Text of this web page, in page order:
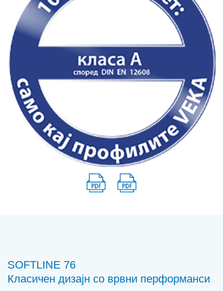
SOFTLINE 76
Класичен дизајн со врвни перформанси